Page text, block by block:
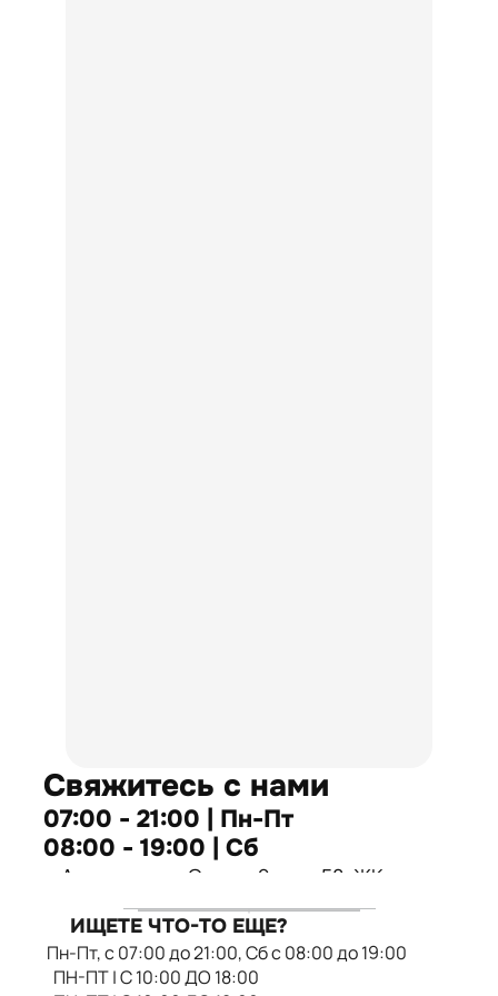
Свяжитесь с нами
07:00 - 21:00 | Пн-Пт
08:00 - 19:00 | Сб
г. Алматы, мкр. Самал-2, дом 58, ЖК
г. Алматы, ул. Брусиловского 163, уг.
ул. Шакарима, ЖК "Манхеттен"
ИЩЕТЕ ЧТО-ТО ЕЩЕ?
Пн-Пт, с 07:00 до 21:00, Сб с 08:00 до 19:00
ПН-ПТ | С 10:00 ДО 18:00